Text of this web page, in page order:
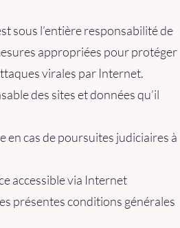
sous l’entière responsabilité de
appropriées pour protéger
virales par Internet.
des sites et données qu’il
en cas de poursuites judiciaires à
accessible via Internet
présentes conditions générales